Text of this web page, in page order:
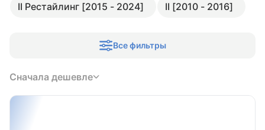
II Рестайлинг [2015 - 2024] II [2010 - 2016]
Все фильтры
Сначала дешевле